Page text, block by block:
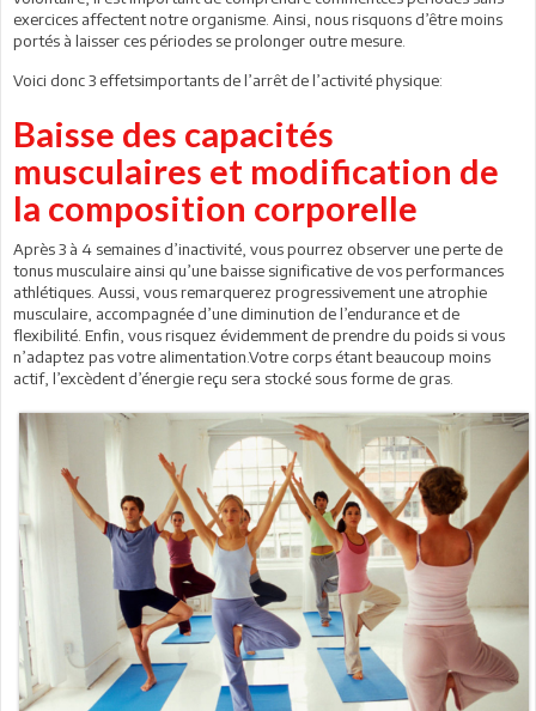
exercices affectent notre organisme. Ainsi, nous risquons d’être moins
portés à laisser ces périodes se prolonger outre mesure.
Voici donc 3 effetsimportants de l’arrêt de l’activité physique:
Baisse des capacités
musculaires et modification de
la composition corporelle
Après 3 à 4 semaines d’inactivité, vous pourrez observer une perte de
tonus musculaire ainsi qu’une baisse significative de vos performances
athlétiques. Aussi, vous remarquerez progressivement une atrophie
musculaire, accompagnée d’une diminution de l’endurance et de
flexibilité. Enfin, vous risquez évidemment de prendre du poids si vous
n’adaptez pas votre alimentation.Votre corps étant beaucoup moins
actif, l’excèdent d’énergie reçu sera stocké sous forme de gras.